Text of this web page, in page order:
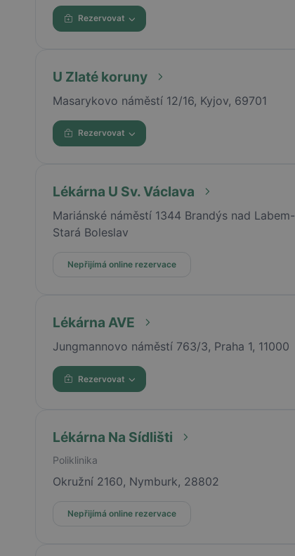
Rezervovat
U Zlaté koruny
Masarykovo náměstí 12/16, Kyjov, 69701
Rezervovat
Lékárna U Sv. Václava
Mariánské náměstí 1344 Brandýs nad Labem-
Stará Boleslav
Nepřijímá online rezervace
Lékárna AVE
Jungmannovo náměstí 763/3, Praha 1, 11000
Rezervovat
Lékárna Na Sídlišti
Poliklinika
Okružní 2160, Nymburk, 28802
Nepřijímá online rezervace